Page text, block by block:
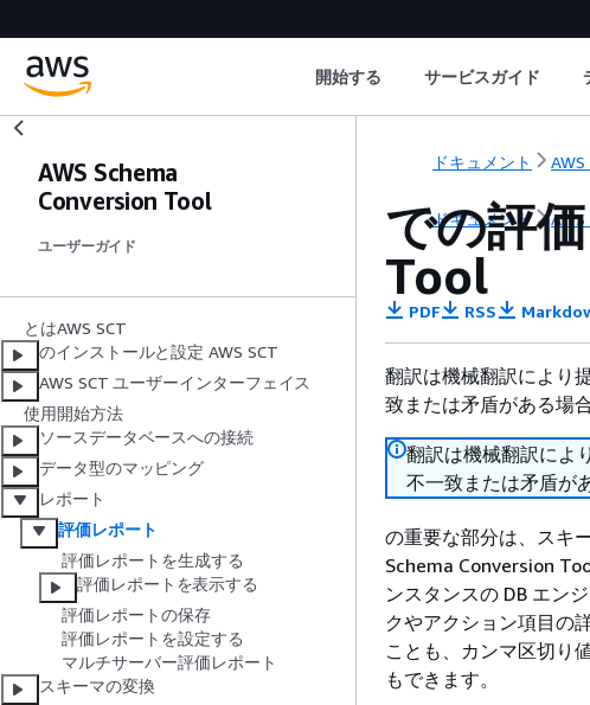
開始する サービスガイド
AWS Schema
Conversion Tool
ユーザーガイド
とはAWS SCT
のインストールと設定 AWS SCT
AWS SCT ユーザーインターフェイス
使用開始方法
ソースデータベースへの接続
データ型のマッピング
レポート
評価レポート
評価レポートを生成する
評価レポートを表示する
評価レポートの保存
評価レポートを設定する
マルチサーバー評価レポート
スキーマの変換
ドキュメント
ドキュメント
での評
Tool
PDF RSS
翻訳は機械翻訳により
致または矛盾がある場
翻訳は機械翻訳によ
不一致または矛盾が
の重要な部分は、スキ
Schema Conversion
ンスタンスの DB エン
クやアクション項目の
ことも、カンマ区切り
もできます。